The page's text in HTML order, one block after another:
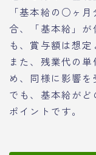
「基本給の○ヶ
合、「基本給」が
も、賞与額は想定
また、残業代の
め、同様に影響
でも、基本給が
ポイントです。